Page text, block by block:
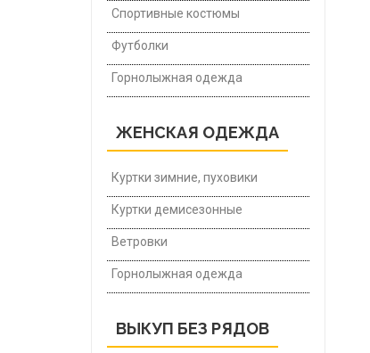
Спортивные костюмы
Футболки
Горнолыжная одежда
ЖЕНСКАЯ ОДЕЖДА
Куртки зимние, пуховики
Куртки демисезонные
Ветровки
Горнолыжная одежда
ВЫКУП БЕЗ РЯДОВ